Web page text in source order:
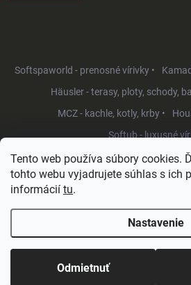
Tento web používa súbory cookies.
tohto webu vyjadrujete súhlas s ich
informácií tu.
Nastavenie
Odmietnuť
Softspaworld - prenosné vírivky •
Häusler - terasy, ploty, schody,
MCZ - kachle, kotly, krby •
Softub - luxusné
Copyright 2026HouseGarden.sk. Všetky